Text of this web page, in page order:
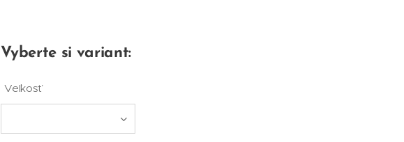
Vyberte si variant:
Veľkosť